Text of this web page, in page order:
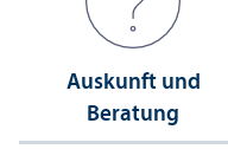
Auskunft und
Beratung